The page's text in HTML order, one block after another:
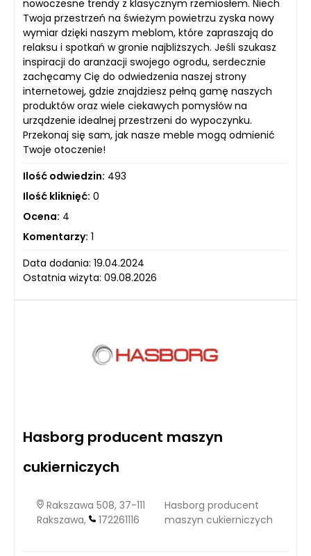
nowoczesne trendy z klasycznym rzemiosłem. Niech
Twoja przestrzeń na świeżym powietrzu zyska nowy
wymiar dzięki naszym meblom, które zapraszają do
relaksu i spotkań w gronie najbliższych. Jeśli szukasz
inspiracji do aranżacji swojego ogrodu, serdecznie
zachęcamy Cię do odwiedzenia naszej strony
internetowej, gdzie znajdziesz pełną gamę naszych
produktów oraz wiele ciekawych pomysłów na
urządzenie idealnej przestrzeni do wypoczynku.
Przekonaj się sam, jak nasze meble mogą odmienić
Twoje otoczenie!
Ilość odwiedzin: 493
Ilość kliknięć: 0
Ocena: 4
Komentarzy: 1
Data dodania: 19.04.2024
Ostatnia wizyta: 09.08.2026
Hasborg producent maszyn
cukierniczych
Rakszawa 508, 37-111
Rakszawa,
172261116
Hasborg producent
maszyn cukierniczych